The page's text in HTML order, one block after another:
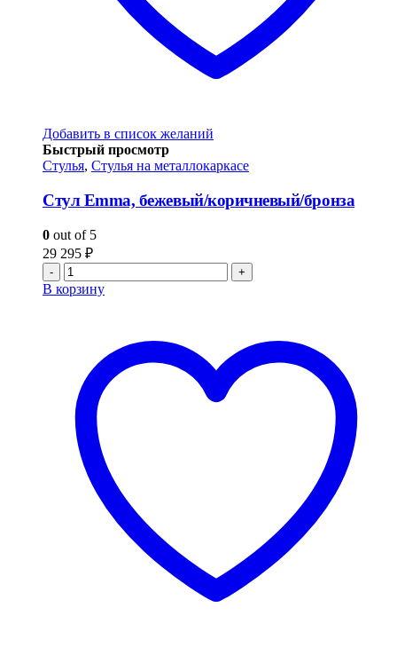
Добавить в список желаний
Быстрый просмотр
Стулья, Стулья на металлокаркасе
Стул Emma, бежевый/коричневый/бронза
0 out of 5
29 295 ₽
- +
В корзину